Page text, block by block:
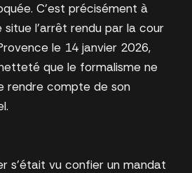
C’est précisément à
l’arrêt rendu par la cour
le 14 janvier 2026,
que le formalisme ne
rendre compte de son
s’était vu confier un mandat